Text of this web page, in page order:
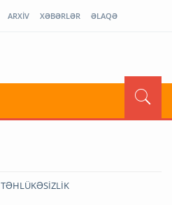
ARXİV XƏBƏRLƏR ƏLAQƏ
TƏHLÜKƏSİZLİK